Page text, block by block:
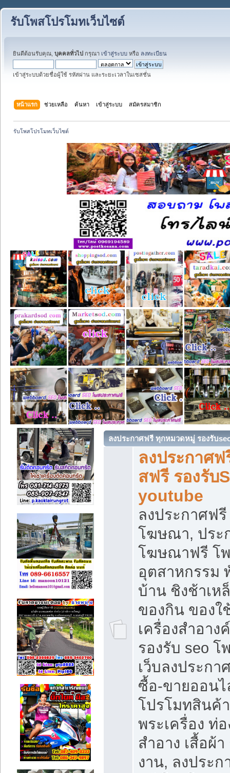
รับโพสโปรโมทเว็บไซต์
ยินดีต้อนรับคุณ, บุคคลทั่วไป กรุณา เข้าสู่ระบบ หรือ ลงทะเบียน
เข้าสู่ระบบด้วยชื่อผู้ใช้ รหัสผ่าน และระยะเวลาในเซสชั่น
หน้าแรก ช่วยเหลือ ค้นหา เข้าสู่ระบบ สมัครสมาชิก
รับโพสโปรโมทเว็บไซต์
ลงประกาศฟรี ทุกหมวดหมู่ รองรับ
ลงประกาศ
สฟรี รองรับ
youtube
ลงประกาศฟ
โฆษณา, ประ
โฆษณาฟรี โ
อุตสาหกรรม
บ้าน ชิงช้าเห
ของกิน ของใ
เครื่องสำอา
รองรับ seo โ
เว็บลงประก
ซื้อ-ขายออน
โปรโมทสินค้
พระเครื่อง ท่อ
สำอาง เสื้อผ้
งาน, ลงประ